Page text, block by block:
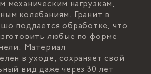
механическим нагрузкам,
колебаниям. Гранит в
поддается обработке, что
любые по форме
Материал
в уходе, сохраняет свой
вид даже через 30 лет